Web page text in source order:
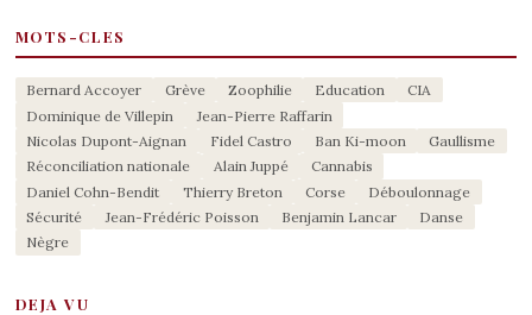
MOTS-CLES
Bernard Accoyer Grève Zoophilie Education
CIA
Dominique de Villepin
Jean-Pierre Raffarin
Nicolas Dupont-Aignan
Fidel Castro Ban Ki-moon
Gaullisme
Réconciliation nationale
Alain Juppé
Cannabis
Daniel Cohn-Bendit
Thierry Breton Corse
Déboulonnage
Sécurité
Jean-Frédéric Poisson Benjamin Lancar
Danse
Nègre
DEJA VU